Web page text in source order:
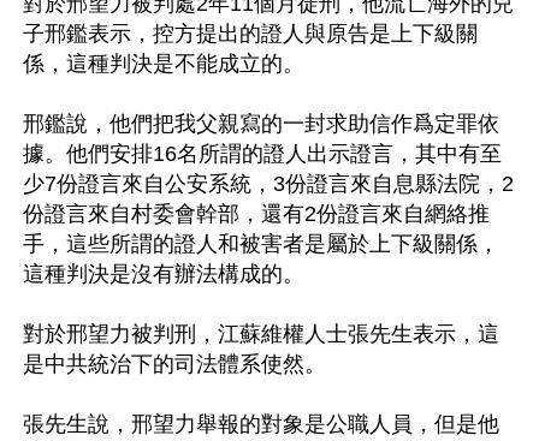
子邢鑑表示，控方提出的證人與原告是上下級關
係，這種判決是不能成立的。
邢鑑說，他們把我父親寫的一封求助信作爲定罪依
據。他們安排16名所謂的證人出示證言，其中有至
少7份證言來自公安系統，3份證言來自息縣法院，2
份證言來自村委會幹部，還有2份證言來自網絡推
手，這些所謂的證人和被害者是屬於上下級關係，
這種判決是沒有辦法構成的。
對於邢望力被判刑，江蘇維權人士張先生表示，這
是中共統治下的司法體系使然。
張先生說，邢望力舉報的對象是公職人員，但是他